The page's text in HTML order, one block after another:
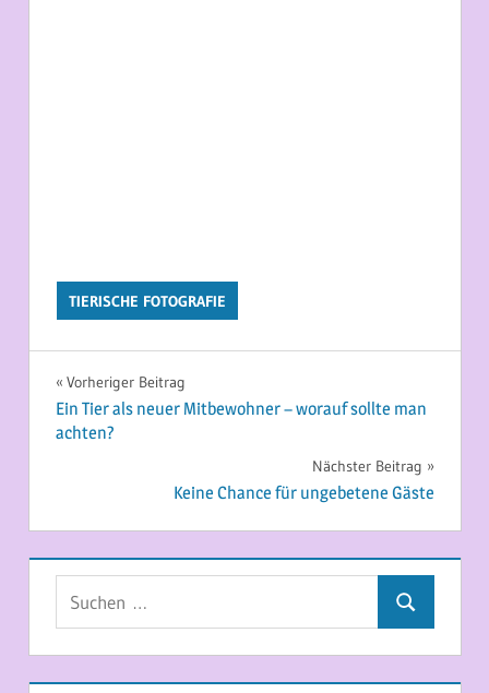
TIERISCHE FOTOGRAFIE
Beitragsnavigation
Vorheriger Beitrag
Ein Tier als neuer Mitbewohner – worauf sollte man
achten?
Nächster Beitrag
Keine Chance für ungebetene Gäste
Suchen